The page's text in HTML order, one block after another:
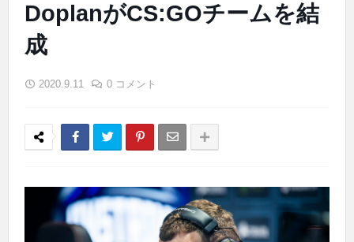
DoplanがCS:GOチームを結
成
2020.9.11 0 コメント